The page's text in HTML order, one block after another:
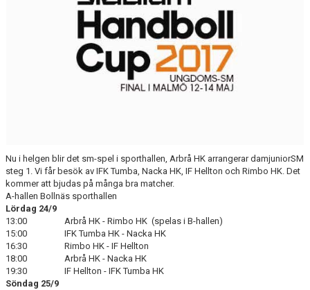
MEDLEM I ARBRÅ HK
Nu i helgen blir det sm-spel i sporthallen, Arbrå HK arrangerar damjuniorSM
steg 1. Vi får besök av IFK Tumba, Nacka HK, IF Hellton och Rimbo HK. Det
kommer att bjudas på många bra matcher.
A-hallen Bollnäs sporthallen
Lördag 24/9
13:00 Arbrå HK - Rimbo HK (spelas i B-hallen)
15:00 IFK Tumba HK - Nacka HK
16:30 Rimbo HK - IF Hellton
18:00 Arbrå HK - Nacka HK
19:30 IF Hellton - IFK Tumba HK
Söndag 25/9